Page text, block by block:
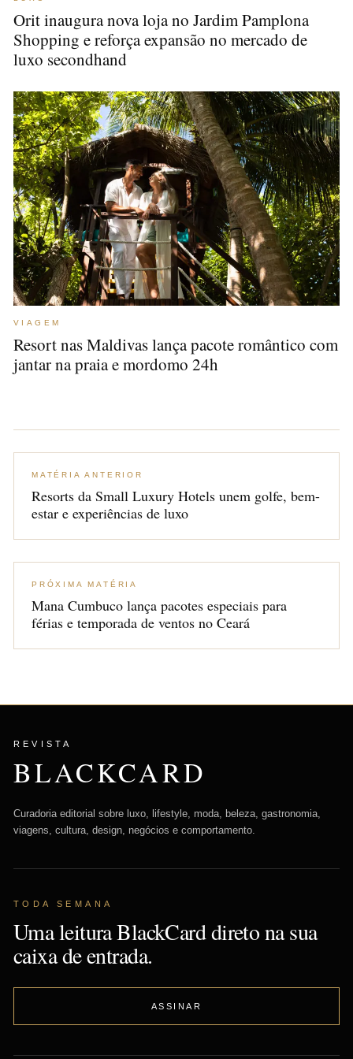
Orit inaugura nova loja no Jardim Pamplona
Shopping e reforça expansão no mercado de
luxo secondhand
VIAGEM
Resort nas Maldivas lança pacote romântico com
jantar na praia e mordomo 24h
MATÉRIA ANTERIOR
Resorts da Small Luxury Hotels unem golfe, bem-
estar e experiências de luxo
PRÓXIMA MATÉRIA
Mana Cumbuco lança pacotes especiais para
férias e temporada de ventos no Ceará
REVISTA
BLACKCARD
Curadoria editorial sobre luxo, lifestyle, moda, beleza, gastronomia,
viagens, cultura, design, negócios e comportamento.
TODA SEMANA
Uma leitura BlackCard direto na sua
caixa de entrada.
ASSINAR